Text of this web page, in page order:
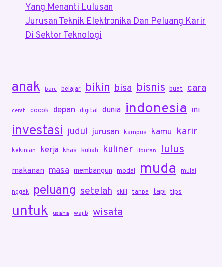
Yang Menanti Lulusan
Jurusan Teknik Elektronika Dan Peluang Karir
Di Sektor Teknologi
anak baru belajar bikin bisa bisnis buat cara
cerah cocok depan digital dunia indonesia ini
investasi judul jurusan kampus kamu karir
kekinian kerja khas kuliah kuliner liburan lulus
makanan masa membangun modal muda mulai
nggak peluang setelah skill tanpa tapi tips
untuk usaha wajib wisata